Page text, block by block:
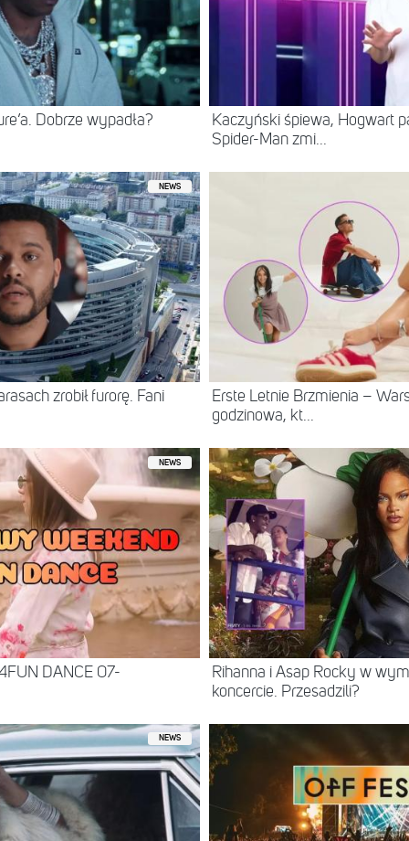
Dobrze wypadła?
Kaczyński śpiewa, Hogwart
Spider-Man zmi...
NEWS
zrobił furorę. Fani
Erste Letnie Brzmienia –
godzinowa, kt...
NEWS
DANCE 07-
Rihanna i Asap Rocky w
koncercie. Przesadzili?
NEWS